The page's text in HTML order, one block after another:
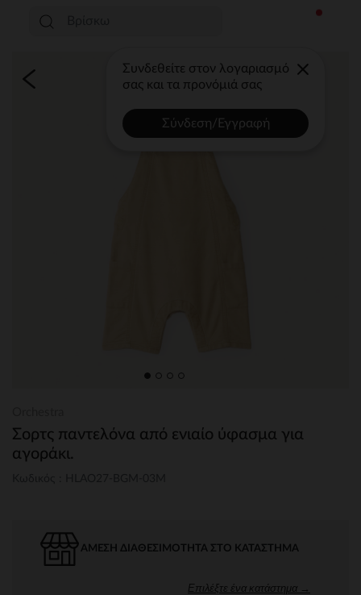
Συνδεθείτε στον λογαριασμό
σας και τα προνόμιά σας
Σύνδεση/Εγγραφή
Σορτς παντελόνα από ενιαίο ύφασμα για
αγοράκι.
ΆΜΕΣΗ ΔΙΑΘΕΣΙΜΌΤΗΤΑ ΣΤΟ ΚΑΤΆΣΤΗΜΑ
Επιλέξτε ένα κατάστημα →